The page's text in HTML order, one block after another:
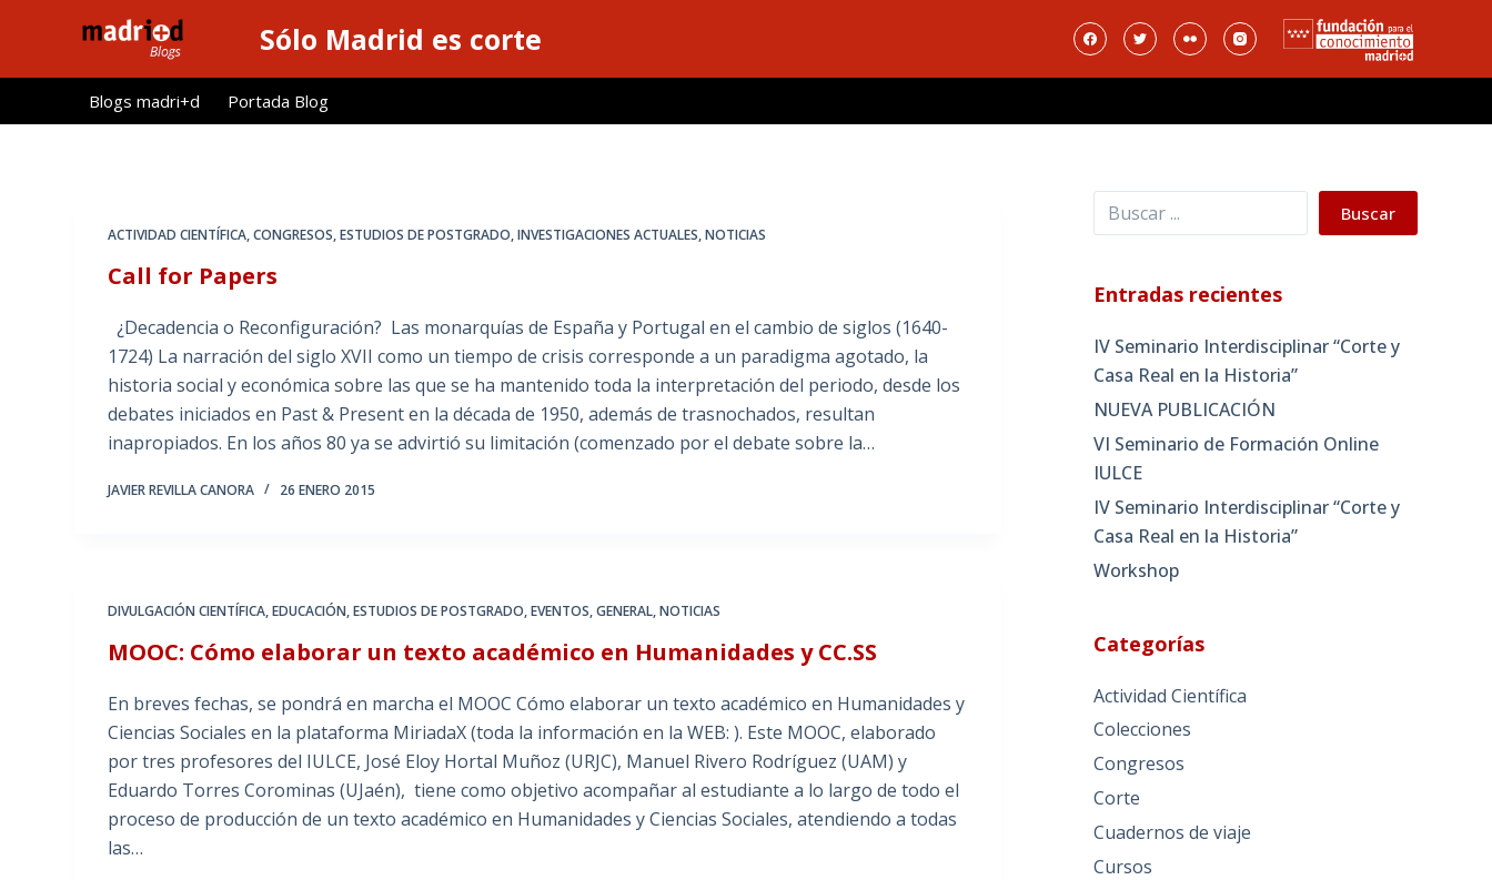
l
Sólo Madrid es corte
Blogs madri+d Portada Blog
ACTIVIDAD CIENTÍFICA,CONGRESOS,ESTUDIOS DE POSTGRADO,INVESTIGACIONES ACTUALES,NOTICIAS
Call for Papers
¿Decadencia o Reconfiguración? Las monarquías de España y Portugal en el cambio de siglos (1640-
1724) La narración del siglo XVII como un tiempo de crisis corresponde a un paradigma agotado, la
historia social y económica sobre las que se ha mantenido toda la interpretación del periodo, desde los
debates iniciados en Past & Present en la década de 1950, además de trasnochados, resultan
inapropiados. En los años 80 ya se advirtió su limitación (comenzado por el debate sobre la…
JAVIER REVILLA CANORA 26 ENERO 2015
DIVULGACIÓN CIENTÍFICA,EDUCACIÓN,ESTUDIOS DE POSTGRADO,EVENTOS,GENERAL,NOTICIAS
MOOC: Cómo elaborar un texto académico en Humanidades y CC.SS
En breves fechas, se pondrá en marcha el MOOC Cómo elaborar un texto académico en Humanidades y
Ciencias Sociales en la plataforma MiriadaX (toda la información en la WEB: ). Este MOOC, elaborado
por tres profesores del IULCE, José Eloy Hortal Muñoz (URJC), Manuel Rivero Rodríguez (UAM) y
Eduardo Torres Corominas (UJaén), tiene como objetivo acompañar al estudiante a lo largo de todo el
proceso de producción de un texto académico en Humanidades y Ciencias Sociales, atendiendo a todas
las…
Buscar Buscar
Entradas recientes
IV Seminario Interdisciplinar “Corte y
Casa Real en la Historia”
NUEVA PUBLICACIÓN
VI Seminario de Formación Online
IULCE
IV Seminario Interdisciplinar “Corte y
Casa Real en la Historia”
Workshop
Categorías
Actividad Científica
Colecciones
Congresos
Corte
Cuadernos de viaje
Cursos